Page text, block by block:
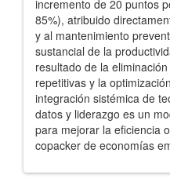
incremento de 20 puntos
85%), atribuido
y al mantenimiento
sustancial de la
resultado de la
repetitivas y la
integración sistémica de
datos y liderazgo es un
para mejorar la eficiencia
copacker de economías